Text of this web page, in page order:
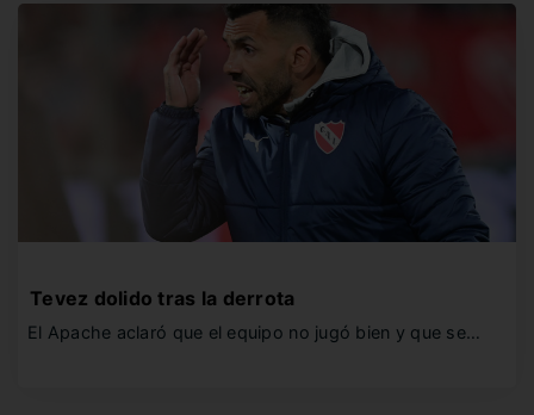
Tevez dolido tras la derrota
El Apache aclaró que el equipo no jugó bien y que se…